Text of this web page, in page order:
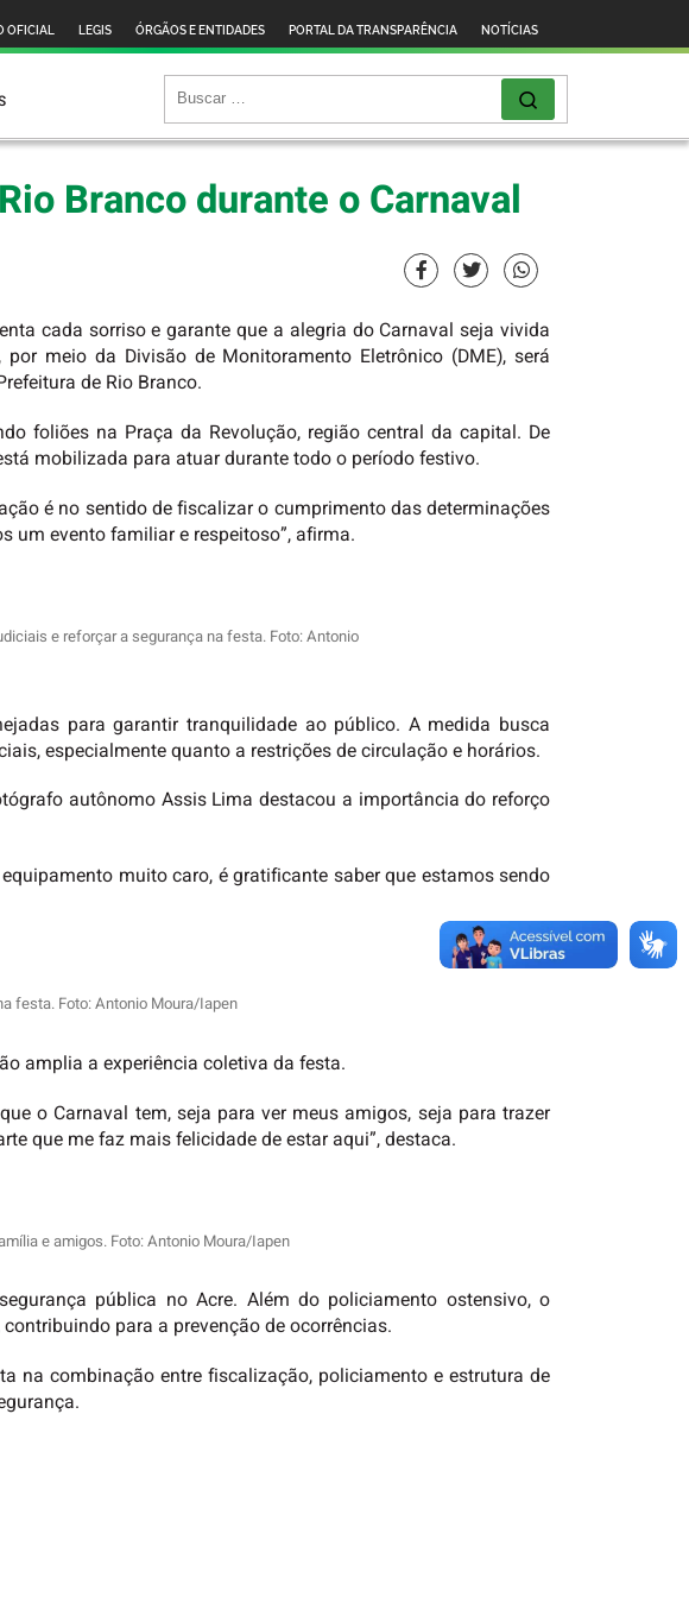
OFICIAL LEGIS ÓRGÃOS E ENTIDADES PORTAL DA TRANSPARÊNCIA NOTÍCIAS
Branco durante o Carnaval
cada sorriso e garante que a alegria do Carnaval seja vivida
meio da Divisão de Monitoramento Eletrônico (DME), será
de Rio Branco.
foliões na Praça da Revolução, região central da capital. De
mobilizada para atuar durante todo o período festivo.
é no sentido de fiscalizar o cumprimento das determinações
um evento familiar e respeitoso”, afirma.
e reforçar a segurança na festa. Foto: Antonio
para garantir tranquilidade ao público. A medida busca
especialmente quanto a restrições de circulação e horários.
autônomo Assis Lima destacou a importância do reforço
muito caro, é gratificante saber que estamos sendo
festa. Foto: Antonio Moura/Iapen
amplia a experiência coletiva da festa.
o Carnaval tem, seja para ver meus amigos, seja para trazer
que me faz mais felicidade de estar aqui”, destaca.
e amigos. Foto: Antonio Moura/Iapen
pública no Acre. Além do policiamento ostensivo, o
para a prevenção de ocorrências.
na combinação entre fiscalização, policiamento e estrutura de